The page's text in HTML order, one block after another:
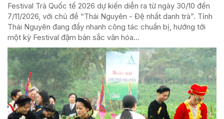
Festival Trà Quốc tế 2026 dự kiến diễn ra từ ngày 30/10 đến
7/11/2026, với chủ đề “Thái Nguyên - Đệ nhất danh trà”. Tỉnh
Thái Nguyên đang đẩy nhanh công tác chuẩn bị, hướng tới
một kỳ Festival đậm bản sắc văn hóa...